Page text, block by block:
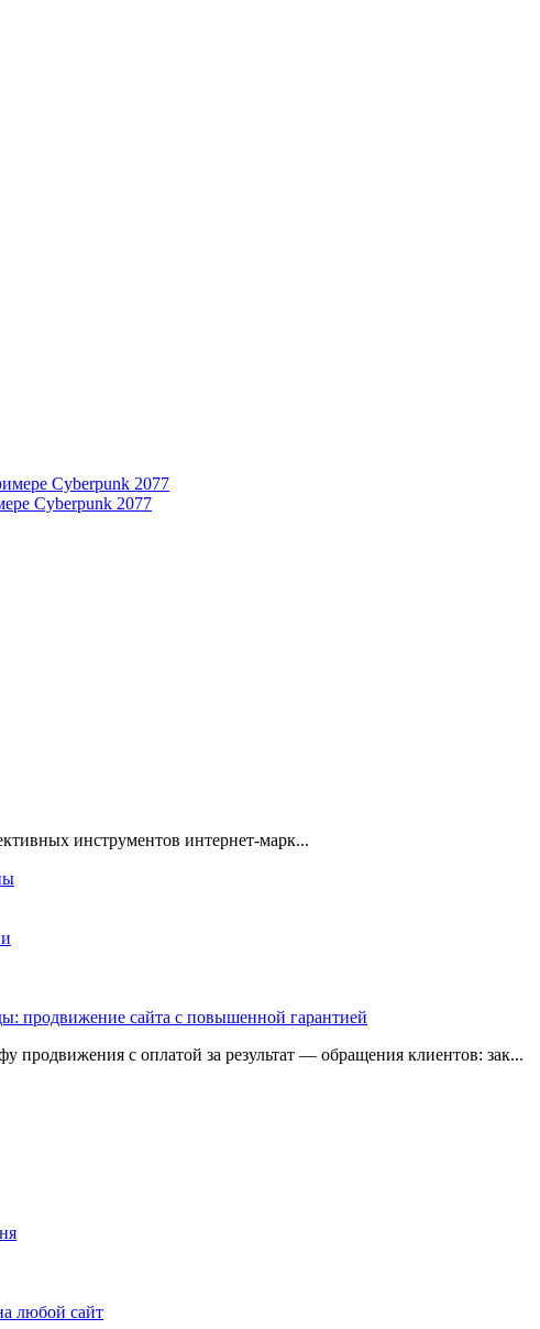
Cyberpunk 2077
инструментов интернет-марк...
продвижение сайта с повышенной гарантией
продвижения с оплатой за результат — обращения клиентов: зак...
любой сайт